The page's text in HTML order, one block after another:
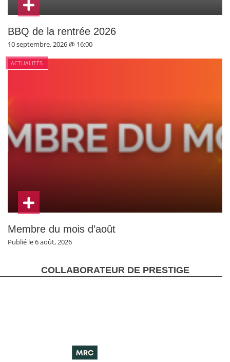
BBQ de la rentrée 2026
10 septembre, 2026 @ 16:00
ACTUALITÉS
Membre du mois d’août
Publié le 6 août, 2026
COLLABORATEUR DE PRESTIGE